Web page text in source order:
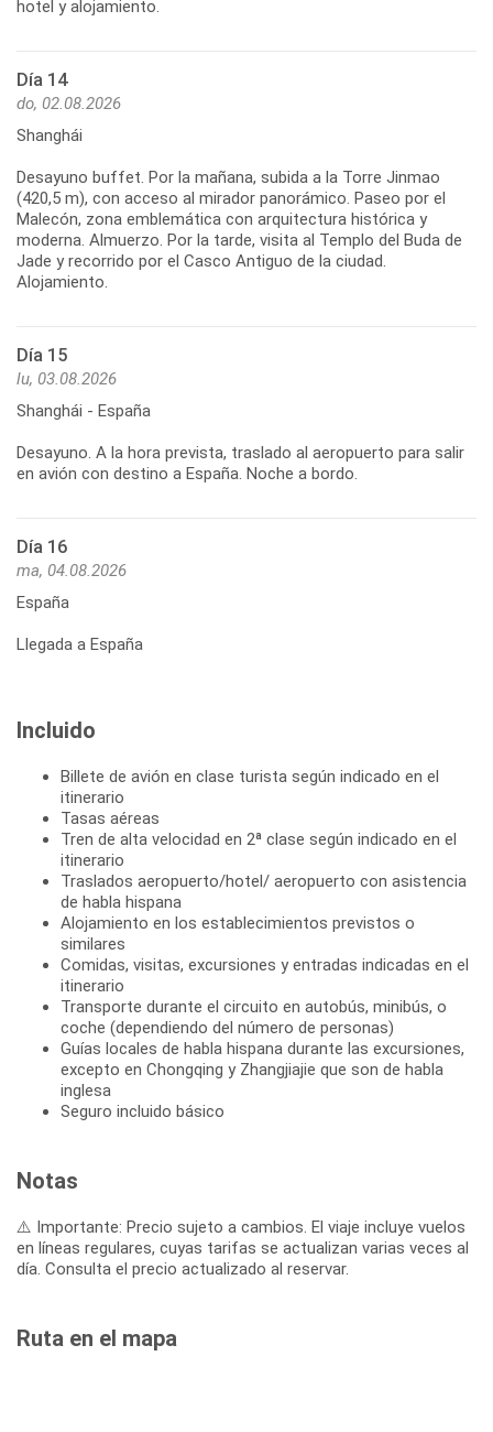
Día 14
do, 02.08.2026
Shanghái
Desayuno buffet. Por la mañana, subida a la Torre Jinmao
(420,5 m), con acceso al mirador panorámico. Paseo por el
Malecón, zona emblemática con arquitectura histórica y
moderna. Almuerzo. Por la tarde, visita al Templo del Buda de
Jade y recorrido por el Casco Antiguo de la ciudad.
Día 15
lu, 03.08.2026
Shanghái - España
Desayuno. A la hora prevista, traslado al aeropuerto para salir
Día 16
ma, 04.08.2026
España
Llegada a España
Incluido
Billete de avión en clase turista según indicado en el
itinerario
Tasas aéreas
Tren de alta velocidad en 2ª clase según indicado en el
itinerario
Traslados aeropuerto/hotel/ aeropuerto con asistencia
de habla hispana
Alojamiento en los establecimientos previstos o
similares
Comidas, visitas, excursiones y entradas indicadas en el
itinerario
Transporte durante el circuito en autobús, minibús, o
coche (dependiendo del número de personas)
Guías locales de habla hispana durante las excursiones,
excepto en Chongqing y Zhangjiajie que son de habla
inglesa
Seguro incluido básico
Notas
⚠️ Importante: Precio sujeto a cambios. El viaje incluye vuelos
en líneas regulares, cuyas tarifas se actualizan varias veces al
día. Consulta el precio actualizado al reservar.
Ruta en el mapa